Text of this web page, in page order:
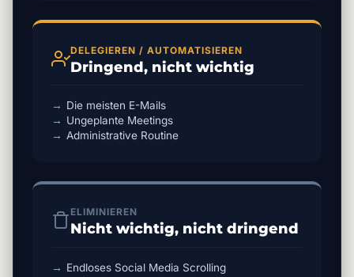
DELEGIEREN / AUTOMATISIEREN
Dringend, nicht wichtig
Die meisten E-Mails
Ungeplante Meetings
Administrative Routine
ELIMINIEREN
Nicht wichtig, nicht dringend
Endloses Social Media Scrolling